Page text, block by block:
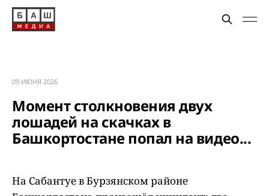
09 ИЮНЯ 2026
Момент столкновения двух
лошадей на скачках в
Башкортостане попал на видео...
На Сабантуе в Бурзянском районе